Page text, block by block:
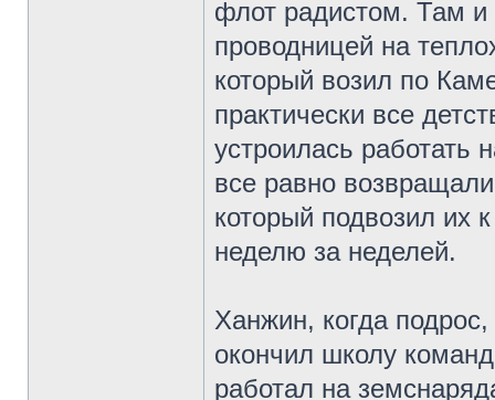
флот радистом. Там
проводницей на
который возил по
практически все
устроилась
все равно
который подвозил их
неделю за неделей.
Ханжин, когда
окончил школу
работал на